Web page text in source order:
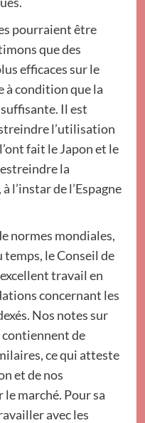
pourraient être
que des
efficaces sur le
à condition que la
Il est
l’utilisation
fait le Japon et le
la
l’instar de l’Espagne
normes mondiales,
le Conseil de
travail en
concernant les
Nos notes sur
de
ce qui atteste
et de nos
marché. Pour sa
avec les